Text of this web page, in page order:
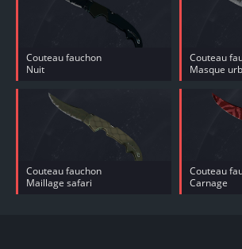
Couteau fauchon
Nuit
Couteau
Masque
Couteau fauchon
Maillage safari
Couteau
Carnage